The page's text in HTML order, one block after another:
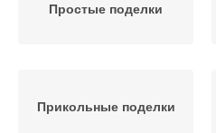
Простые поделки
Прикольные поделки